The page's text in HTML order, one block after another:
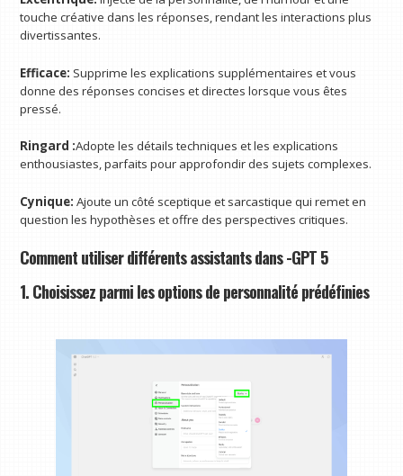
touche créative dans les réponses, rendant les interactions plus
divertissantes.
Efficace: Supprime les explications supplémentaires et vous
donne des réponses concises et directes lorsque vous êtes
pressé.
Ringard :Adopte les détails techniques et les explications
enthousiastes, parfaits pour approfondir des sujets complexes.
Cynique:Ajoute un côté sceptique et sarcastique qui remet en
question les hypothèses et offre des perspectives critiques.
Comment utiliser différents assistants dans -GPT 5
1. Choisissez parmi les options de personnalité prédéfinies